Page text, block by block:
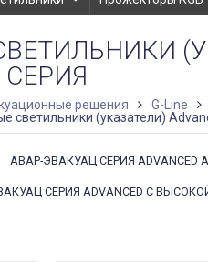
СЕРИЯ
решения G-Line
светильники (указатели)
АВАР-ЭВАКУАЦ СЕРИЯ ADVANCED
СЕРИЯ ADVANCED С